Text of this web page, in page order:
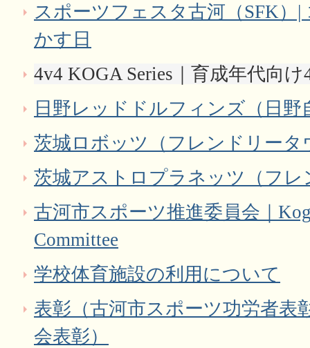
スポーツフェスタ古河（SFK）
かす日
4v4 KOGA Series｜育成年代向
日野レッドドルフィンズ（日野
茨城ロボッツ（フレンドリータ
茨城アストロプラネッツ（フ
古河市スポーツ推進委員会｜
Committee
学校体育施設の利用について
表彰（古河市スポーツ功労者表
会表彰）